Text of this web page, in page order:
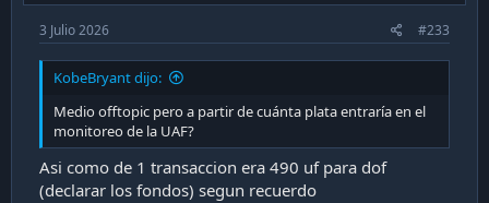
3 Julio 2026 #233
KobeBryant dijo:
Medio offtopic pero a partir de cuánta plata entraría en el
monitoreo de la UAF?
Asi como de 1 transaccion era 490 uf para dof
(declarar los fondos) segun recuerdo